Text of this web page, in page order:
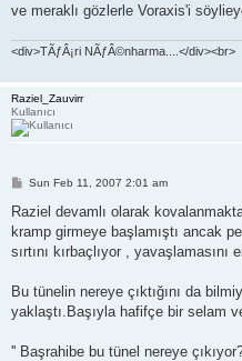
ve meraklı gözlerle Voraxis'i
<div>TÃƒÂ¡ri NÃƒÂ©nharma....</div><br>
Raziel_Zauvirr
Kullanıcı
P
s
Sun Feb 11, 2007 2:01 am
Raziel devamlı olarak
kramp girmeye başlamıştı ancak
sırtını kırbaçlıyor , yavaşlamasını
Bu tünelin nereye çıktığını da
yaklaştı.Başıyla hafifçe bir selam
'' Başrahibe bu tünel nereye